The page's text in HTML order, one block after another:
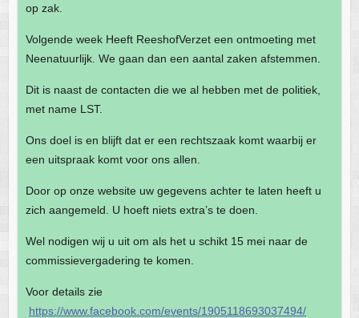
op zak.
Volgende week Heeft ReeshofVerzet een ontmoeting met
Neenatuurlijk. We gaan dan een aantal zaken afstemmen.
Dit is naast de contacten die we al hebben met de politiek,
met name LST.
Ons doel is en blijft dat er een rechtszaak komt waarbij er
een uitspraak komt voor ons allen.
Door op onze website uw gegevens achter te laten heeft u
zich aangemeld. U hoeft niets extra’s te doen.
Wel nodigen wij u uit om als het u schikt 15 mei naar de
commissievergadering te komen.
Voor details zie
https://www.facebook.com/events/1905118693037494/